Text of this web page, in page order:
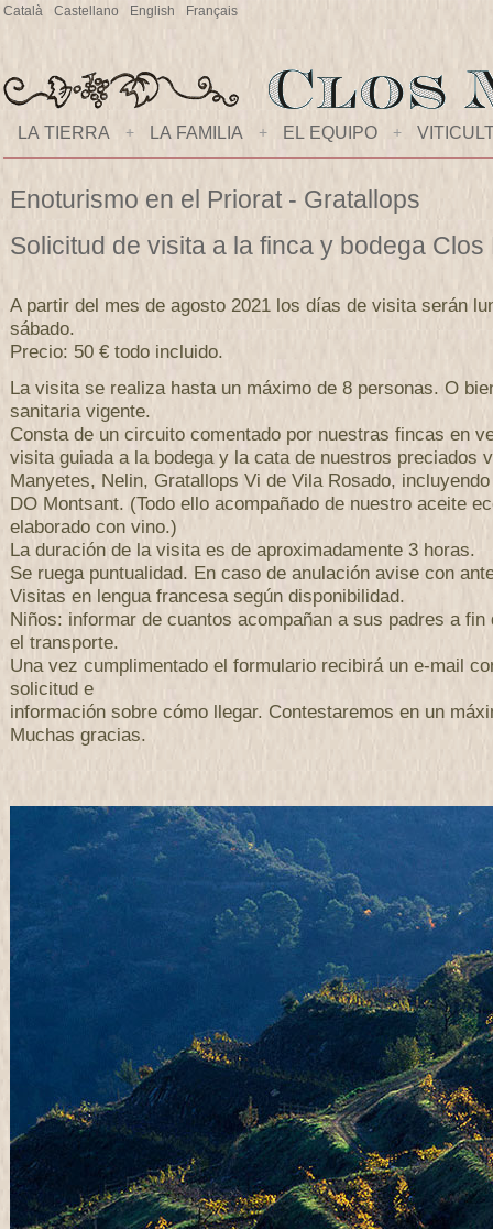
Català Castellano English Français
LA TIERRA + LA FAMILIA + EL EQUIPO +
Enoturismo en el Priorat - Gratallops
Solicitud de visita a la finca y bodega Clos
A partir del mes de agosto 2021 los días de visita serán
sábado.
Precio: 50 € todo incluido.
La visita se realiza hasta un máximo de 8 personas. O
sanitaria vigente.
Consta de un circuito comentado por nuestras fincas en
visita guiada a la bodega y la cata de nuestros preciados
Manyetes, Nelin, Gratallops Vi de Vila Rosado,
DO Montsant. (Todo ello acompañado de nuestro aceite
elaborado con vino.)
La duración de la visita es de aproximadamente 3 horas.
Se ruega puntualidad. En caso de anulación avise con
Visitas en lengua francesa según disponibilidad.
Niños: informar de cuantos acompañan a sus padres a
el transporte.
Una vez cumplimentado el formulario recibirá un e-mail
solicitud e
información sobre cómo llegar. Contestaremos en un
Muchas gracias.